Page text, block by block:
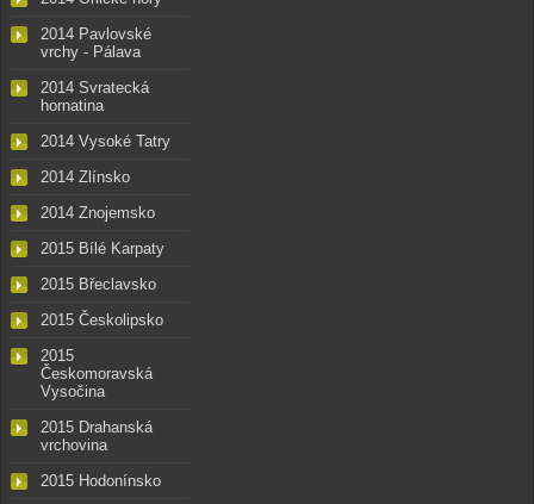
2014 Pavlovské
vrchy - Pálava
2014 Svratecká
hornatina
2014 Vysoké Tatry
2014 Zlínsko
2014 Znojemsko
2015 Bílé Karpaty
2015 Břeclavsko
2015 Českolipsko
2015
Českomoravská
Vysočina
2015 Drahanská
vrchovina
2015 Hodonínsko